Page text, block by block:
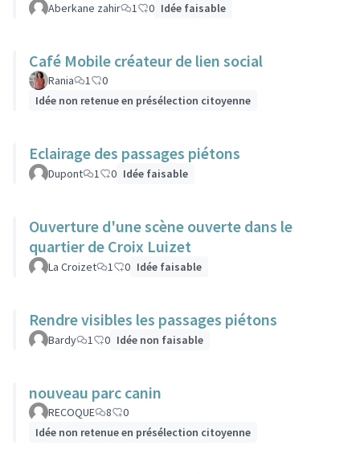
Aberkane zahir 1 0 Idée faisable
Café Mobile créateur de lien social
Rania 1
0
Idée non retenue en présélection citoyenne
Eclairage des passages piétons
Dupont 1 0 Idée faisable
Ouverture d'une scène ouverte dans le
quartier de Croix Luizet
La Croizet 1 0 Idée faisable
Rendre visibles les passages piétons
Bardy 1 0 Idée non faisable
nouveau parc canin
RECOQUE 8
0
Idée non retenue en présélection citoyenne